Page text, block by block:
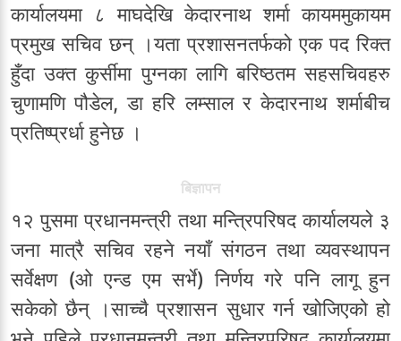
कार्यालयमा ८ माघदेखि केदारनाथ शर्मा कायममुकायम
प्रमुख सचिव छन् ।यता प्रशासनतर्फको एक पद रिक्त
हुँदा उक्त कुर्सीमा पुग्नका लागि बरिष्ठतम सहसचिवहरु
चुणामणि पौडेल, डा हरि लम्साल र केदारनाथ शर्माबीच
प्रतिष्प्रर्धा हुनेछ ।
बिज्ञापन
१२ पुसमा प्रधानमन्त्री तथा मन्त्रिपरिषद कार्यालयले ३
जना मात्रै सचिव रहने नयाँ संगठन तथा व्यवस्थापन
सर्वेक्षण (ओ एन्ड एम सर्भे) निर्णय गरे पनि लागू हुन
सकेको छैन् ।साच्चै प्रशासन सुधार गर्न खोजिएको हो